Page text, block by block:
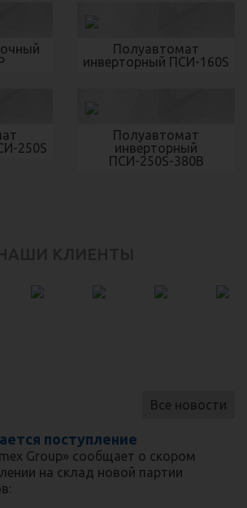
Полуавтомат
инверторный ПСИ-160S
250S
Полуавтомат
инверторный
ПСИ-250S-380В
Все новости
поступление
Group» сообщает о скором
на склад новой партии